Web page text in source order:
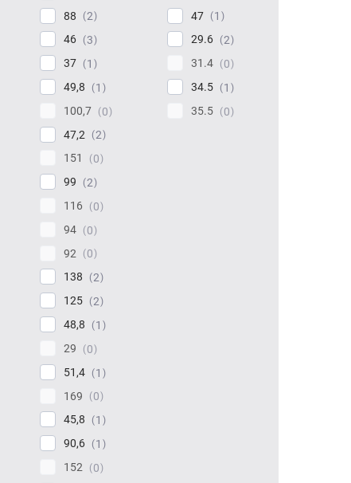
88
2
46
3
37
1
49,8
1
100,7
0
47,2
2
151
0
99
2
116
0
94
0
92
0
138
2
125
2
48,8
1
29
0
51,4
1
169
0
45,8
1
90,6
1
152
0
47
1
29.6
2
31.4
0
34.5
1
35.5
0